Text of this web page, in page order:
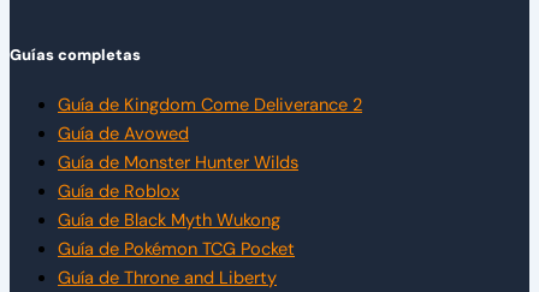
Guías completas
Guía de Kingdom Come Deliverance 2
Guía de Avowed
Guía de Monster Hunter Wilds
Guía de Roblox
Guía de Black Myth Wukong
Guía de Pokémon TCG Pocket
Guía de Throne and Liberty